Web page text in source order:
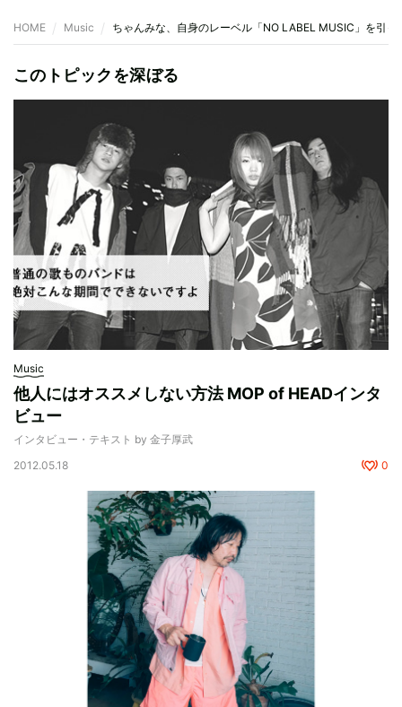
HOME Music ちゃんみな、自身のレーベル「NO LABEL MUSIC」を引
このトピックを深ぼる
Music
他人にはオススメしない方法 MOP of HEADインタ
ビュー
インタビュー・テキスト by 金子厚武
2012.05.18
0